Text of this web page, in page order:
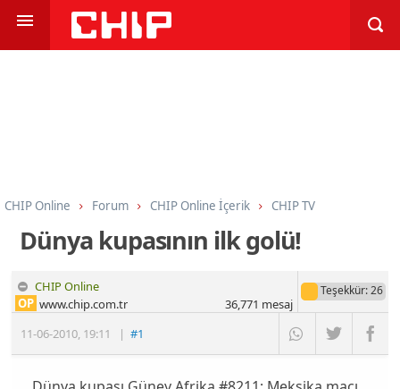
CHIP Online Forum CHIP Online İçerik CHIP TV
Dünya kupasının ilk golü!
CHIP Online
11-06-2010, 19:11 |#1
OP www.chip.com.tr
Teşekkür: 26
36,771 mesaj